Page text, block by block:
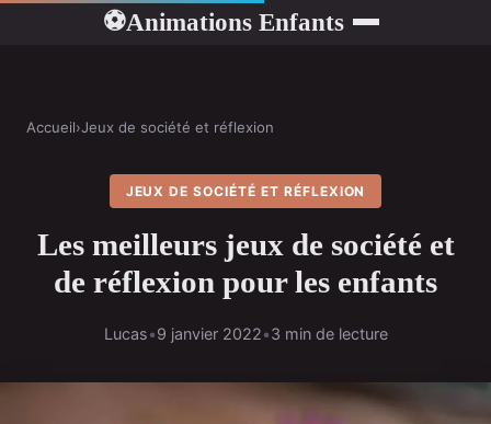
⚽Animations Enfants
Accueil›Jeux de société et réflexion
JEUX DE SOCIÉTÉ ET RÉFLEXION
Les meilleurs jeux de société et
de réflexion pour les enfants
Lucas•9 janvier 2022•3 min de lecture